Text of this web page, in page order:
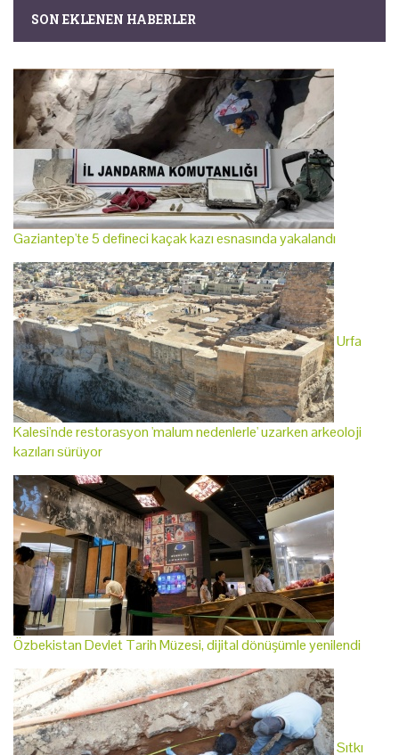
SON EKLENEN HABERLER
Gaziantep'te 5 defineci kaçak kazı esnasında yakalandı
Urfa
Kalesi'nde restorasyon 'malum nedenlerle' uzarken arkeoloji
kazıları sürüyor
Özbekistan Devlet Tarih Müzesi, dijital dönüşümle yenilendi
Sıtkı